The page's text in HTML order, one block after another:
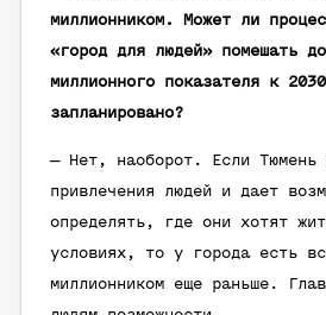
миллионником. Может ли
«город для людей» помешать
миллионного показателя к
запланировано?
— Нет, наоборот. Если Тюмень
привлечения людей и дает
определять, где они хотят
условиях, то у города есть
миллионником еще раньше.